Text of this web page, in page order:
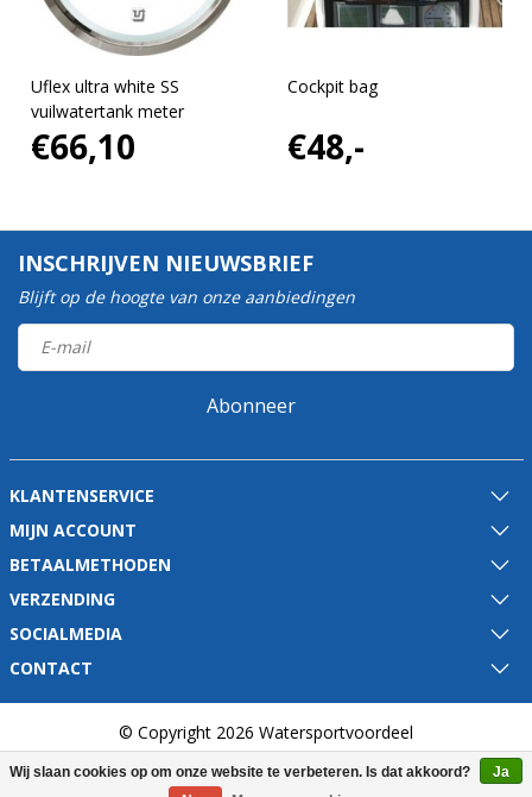
Uflex ultra white SS
vuilwatertank meter
€66,10
Cockpit bag
€48,-
INSCHRIJVEN NIEUWSBRIEF
Blijft op de hoogte van onze aanbiedingen
Abonneer
KLANTENSERVICE
MIJN ACCOUNT
BETAALMETHODEN
VERZENDING
SOCIALMEDIA
CONTACT
© Copyright 2026 Watersportvoordeel
Wij slaan cookies op om onze website te verbeteren. Is dat akkoord?
Ja